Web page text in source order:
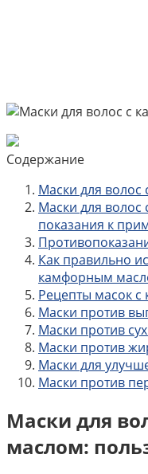
Содержание
Маски для
Маски для
показания к
Как правильно
камфорным
Рецепты масок
Маски против
Маски против
Маски против
Маски для
Маски против
Маски для
маслом: